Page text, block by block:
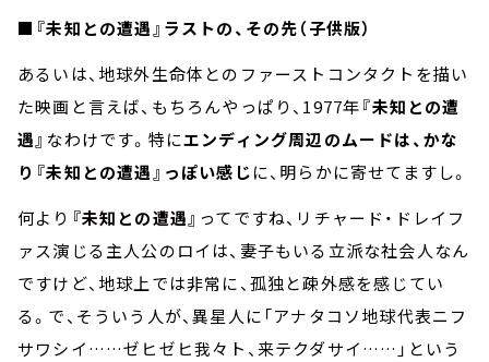
■『未知との遭遇』ラストの、その先（子供版）
あるいは、地球外生命体とのファーストコンタクトを描い
た映画と言えば、もちろんやっぱり、1977年『未知との遭
遇』 なわけです。特にエンディング周辺のムードは、かな
り『未知との遭遇』っぽい感じに、明らかに寄せてますし。
何より 『未知との遭遇』 ってですね、リチャード・ドレイフ
ァス演じる主人公のロイは、妻子もいる立派な社会人なん
ですけど、地球上では非常に、孤独と疎外感を感じてい
る。で、そういう人が、異星人に「アナタコソ地球代表ニフ
サワシイ……ゼヒゼヒ我々ト、来テクダサイ……」という